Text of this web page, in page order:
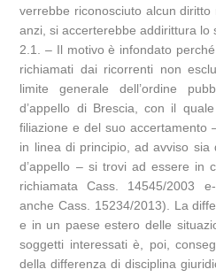
verrebbe riconosciuto alcun
anzi, si accerterebbe addirittura lo
2.1. – Il motivo è infondato
richiamati dai ricorrenti non
limite generale dell’ordine
d’appello di Brescia, con il
filiazione e del suo accertamento
in linea di principio, ad avviso sia
d’appello – si trovi ad essere in
richiamata Cass. 14545/2003
anche Cass. 15234/2013). La
e in un paese estero delle
soggetti interessati è, poi,
della differenza di disciplina